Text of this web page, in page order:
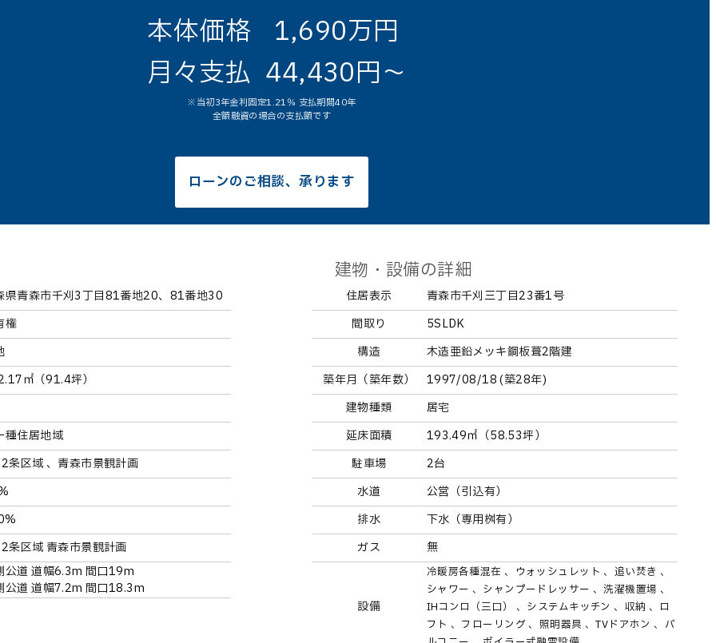
本体価格
1,690万円
月々支払 44,430円～
※当初3年金利固定1.21％ 支払期間40年
全額融資の場合の支払額です
ローンのご相談、承ります
県青森市千刈3丁目81番地20、81番地30
権
㎡（91.4坪）
種住居地域
条区域 、青森市景観計画
条区域 青森市景観計画
公道 道幅6.3m 間口19m
公道 道幅7.2m 間口18.3m
建物・設備の詳細
住居表示
青森市千刈三丁目23番1号
間取り
5SLDK
構造
木造亜鉛メッキ鋼板葺2階建
築年月（築年数）
1997/08/18 (築28年)
建物種類
居宅
延床面積
193.49㎡（58.53坪）
駐車場
2台
水道
公営（引込有）
排水
下水（専用桝有）
ガス
無
設備
冷暖房各種混在 ウォッシュレット
追い焚き
シャワー
シャンプードレッサー
洗濯機置場
IHコンロ（三口）
システムキッチン 収納
ロ
フト
フローリング 照明器具 TVドアホン
バ